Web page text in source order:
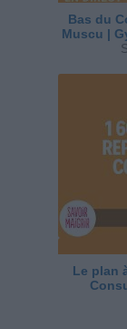
Bas du
Muscu |
Le plan